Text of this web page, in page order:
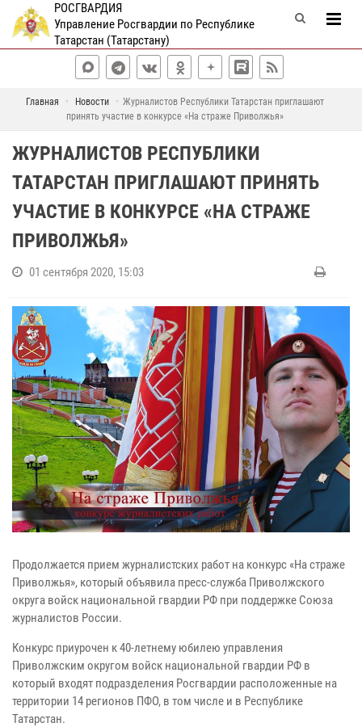
РОСГВАРДИЯ
Управление Росгвардии по Республике
Татарстан (Татарстану)
Главная Новости
Журналистов Республики Татарстан приглашают
принять участие в конкурсе «На страже Приволжья»
ЖУРНАЛИСТОВ РЕСПУБЛИКИ
ТАТАРСТАН ПРИГЛАШАЮТ ПРИНЯТЬ
УЧАСТИЕ В КОНКУРСЕ «НА СТРАЖЕ
ПРИВОЛЖЬЯ»
01 сентября 2020, 15:03
Продолжается прием журналистских работ на конкурс «На страже
Приволжья», который объявила пресс-служба Приволжского
округа войск национальной гвардии РФ при поддержке Союза
журналистов России.
Конкурс приурочен к 40-летнему юбилею управления
Приволжским округом войск национальной гвардии РФ в
который входят подразделения Росгвардии расположенные на
территории 14 регионов ПФО, в том числе и в Республике
Татарстан.